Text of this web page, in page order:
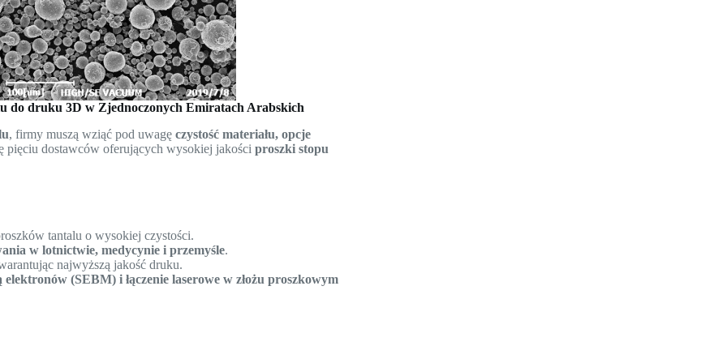
do druku 3D w Zjednoczonych Emiratach Arabskich
, firmy muszą wziąć pod uwagęczystość materiału, opcje
pięciu dostawców oferujących wysokiej jakościproszki stopu
tantalu o wysokiej czystości.
w lotnictwie, medycynie i przemyśle.
najwyższą jakość druku.
(SEBM) i łączenie laserowe w złożu proszkowym